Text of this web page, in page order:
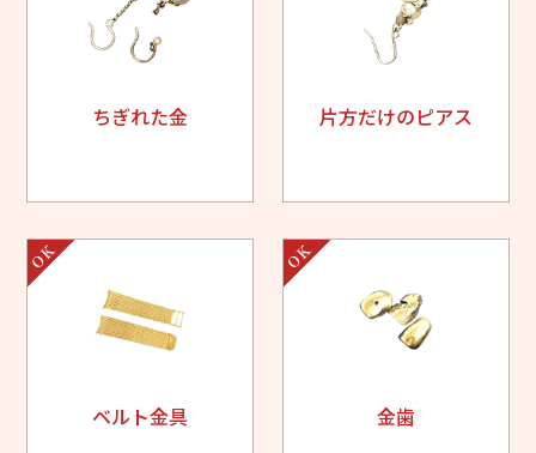
ちぎれた金 片方だけのピアス
ベルト金具 金歯